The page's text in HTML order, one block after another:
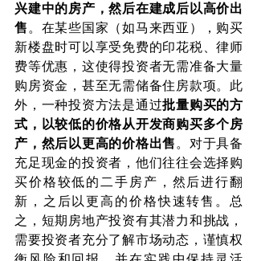
兴建中的房产，然后在建成后以高价出
售。在某些国家（如马来西亚），购买
新楼盘时可以享受免费的印花税、律师
费等优惠，这使得投资者无需准备大量
购房资金，甚至无需储备住房款项。此
外，一种投资方法是通过批量购买的方
式，以较低的价格从开发商购买多个房
产，然后以更高的价格出售。对于具备
充足现金的投资者，他们往往会选择购
买价格较低的二手房产，然后进行翻
新，之后以更高的价格快速转售。总
之，短期房地产投资有其潜力和挑战，
需要投资者充分了解市场动态，谨慎权